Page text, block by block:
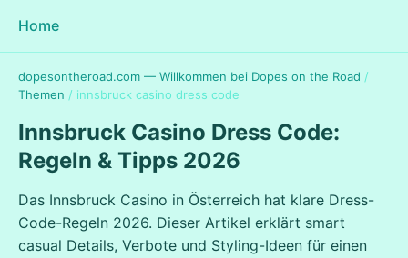
Home
dopesontheroad.com — Willkommen bei Dopes on the Road /
Themen / innsbruck casino dress code
Innsbruck Casino Dress Code:
Regeln & Tipps 2026
Das Innsbruck Casino in Österreich hat klare Dress-
Code-Regeln 2026. Dieser Artikel erklärt smart
casual Details, Verbote und Styling-Ideen für einen